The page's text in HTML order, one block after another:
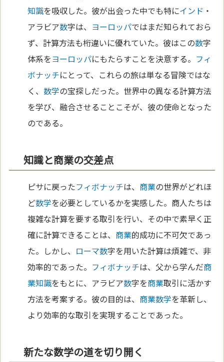
知識を吸収した。彼が出会った中でも特にインド ・
アラビア数字は、 ヨーロッパではまだ知られておら
ず、計算方法も桁違いに優れていた。彼はこの数字
体系をヨーロッパにもたらすことを決意する。 フィ
ボナッチにとって、これらの旅は単なる冒険ではな
く、数学の宝探しだった。世界中の異なる計算方法
を学び、融合させることこそが、彼の使命となった
のである。
知識と商業の交差点
ピサに戻ったフィボナッチは、 商業の世界がどれほ
ど数学を必要としているかを実感した。商人たちは
複雑な計算を要する取引を行い、その中で素早く正
確に計算できることは、 商業的成功に不可欠であっ
た。しかし、 ローマ数字を用いた計算は煩雑で、非
効率的であった。 フィボナッチは、父から学んだ商
業知識をもとに、アラビア数字を商業取引に活かす
方法を考案する。彼の目的は、 商業数学を革新し、
より効率的な取引を実現することであった。
新たな数学の道を切り開く